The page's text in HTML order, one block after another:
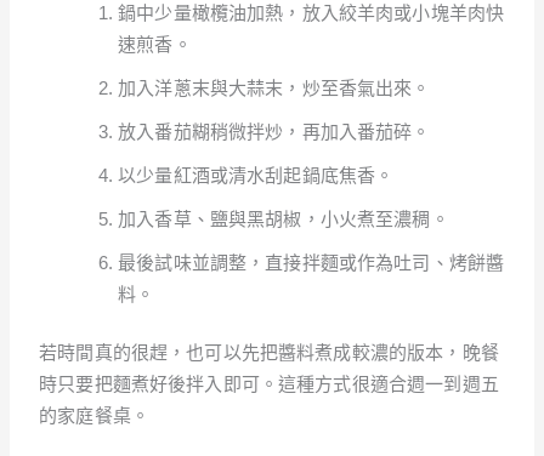
鍋中少量橄欖油加熱，放入絞羊肉或小塊羊肉快
速煎香。
加入洋蔥末與大蒜末，炒至香氣出來。
放入番茄糊稍微拌炒，再加入番茄碎。
以少量紅酒或清水刮起鍋底焦香。
加入香草、鹽與黑胡椒，小火煮至濃稠。
最後試味並調整，直接拌麵或作為吐司、烤餅醬
料。
若時間真的很趕，也可以先把醬料煮成較濃的版本，晚餐
時只要把麵煮好後拌入即可。這種方式很適合週一到週五
的家庭餐桌。